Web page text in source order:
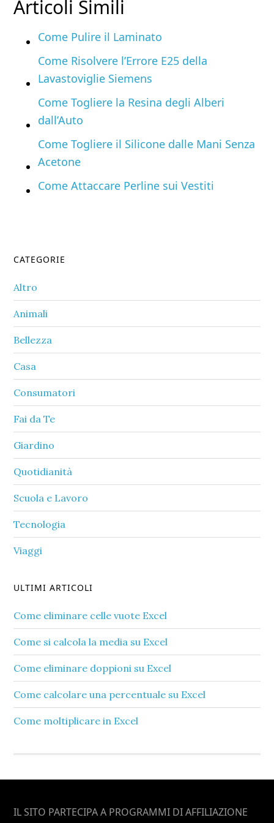
Articoli Simili
Come Pulire il Laminato
Come Risolvere l’Errore E25 della
Lavastoviglie Siemens
Come Togliere la Resina degli Alberi
dall’Auto
Come Togliere il Silicone dalle Mani Senza
Acetone
Come Attaccare Perline sui Vestiti
Primary
Sidebar
CATEGORIE
Altro
Animali
Bellezza
Casa
Consumatori
Fai da Te
Giardino
Quotidianità
Scuola e Lavoro
Tecnologia
Viaggi
ULTIMI ARTICOLI
Come eliminare celle vuote Excel​
Come si calcola la media su Excel​
Come eliminare doppioni su Excel​
Come calcolare una percentuale su Excel​
Come moltiplicare in Excel​
Footer
IL SITO PARTECIPA A PROGRAMMI DI AFFILIAZIONE